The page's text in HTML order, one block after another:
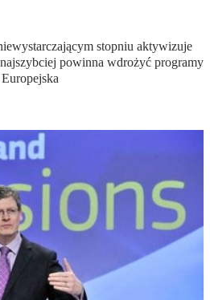
stopniu aktywizuje
powinna wdrożyć programy